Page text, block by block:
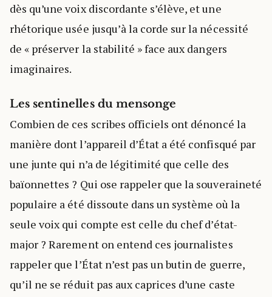
dès qu’une voix discordante s’élève, et une
rhétorique usée jusqu’à la corde sur la nécessité
de « préserver la stabilité » face aux dangers
imaginaires.
Les sentinelles du mensonge
Combien de ces scribes officiels ont dénoncé la
manière dont l’appareil d’État a été confisqué par
une junte qui n’a de légitimité que celle des
baïonnettes ? Qui ose rappeler que la souveraineté
populaire a été dissoute dans un système où la
seule voix qui compte est celle du chef d’état-
major ? Rarement on entend ces journalistes
rappeler que l’État n’est pas un butin de guerre,
qu’il ne se réduit pas aux caprices d’une caste